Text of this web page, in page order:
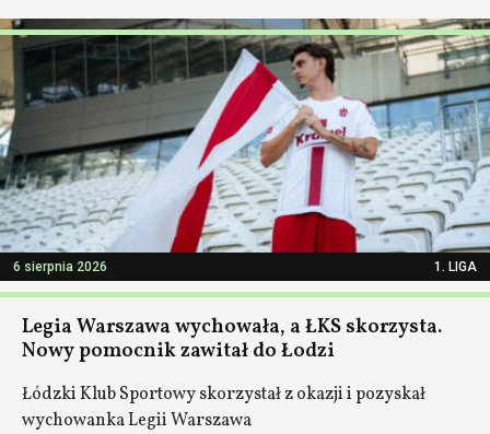
6 sierpnia 2026 1. LIGA
Legia Warszawa wychowała, a ŁKS skorzysta.
Nowy pomocnik zawitał do Łodzi
Łódzki Klub Sportowy skorzystał z okazji i pozyskał
wychowanka Legii Warszawa